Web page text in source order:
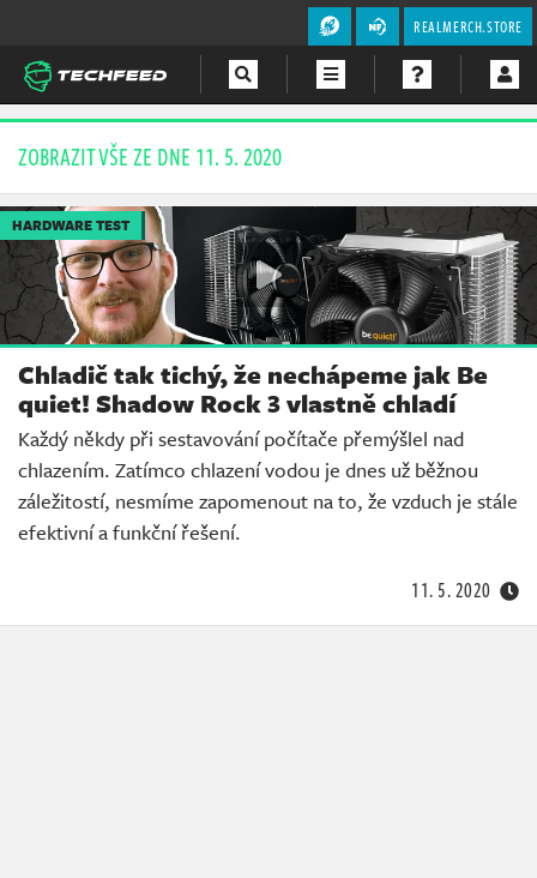
REALMERCH.STORE
Magazín
Videa
Soutěže
ZOBRAZIT VŠE ZE DNE 11. 5. 2020
HARDWARE TEST
Chladič tak tichý, že nechápeme jak Be
quiet! Shadow Rock 3 vlastně chladí
Každý někdy při sestavování počítače přemýšlel nad
chlazením. Zatímco chlazení vodou je dnes už běžnou
záležitostí, nesmíme zapomenout na to, že vzduch je stále
efektivní a funkční řešení.
11. 5. 2020